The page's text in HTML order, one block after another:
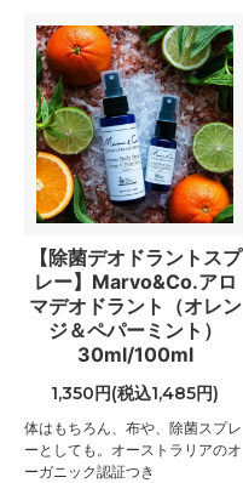
【除菌デオドラントスプ
レー】Marvo&Co.アロ
マデオドラント（オレン
ジ＆ペパーミント）
30ml/100ml
1,350円(税込1,485円)
体はもちろん、布や、除菌スプレ
ーとしても。オーストラリアのオ
ーガニック認証つき